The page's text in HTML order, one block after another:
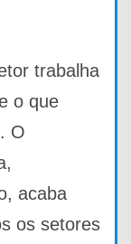
trabalha
o que
O
acaba
os setores